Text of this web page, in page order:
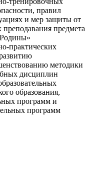
правил
и мер защиты от
предмета
практических
методики
дисциплин
образования,
программ и
программ